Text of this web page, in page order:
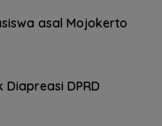
asal Mojokerto
DPRD